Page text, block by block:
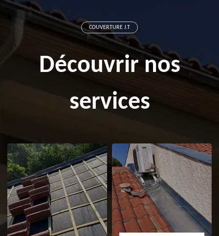
COUVERTURE J.T
Découvrir nos
services